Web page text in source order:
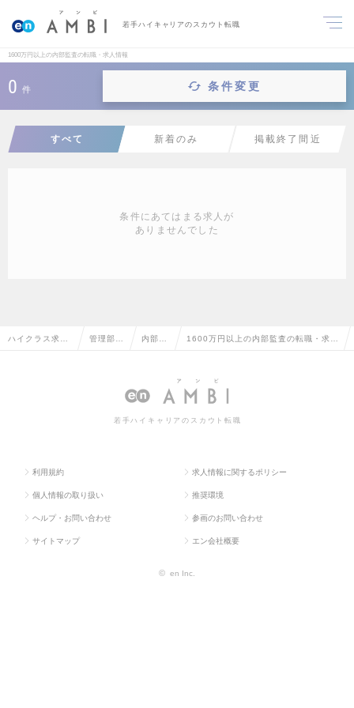
若手ハイキャリアのスカウト転職
1600万円以上の内部監査の転職・求人情報
0 件 条件変更
すべて 新着のみ 掲載終了間近
条件にあてはまる求人が
ありませんでした
ハイクラス求人 管理部門 内部監 1600万円以上の内部監査の転職・求人
若手ハイキャリアのスカウト転職
利用規約 求人情報に関するポリシー
個人情報の取り扱い 推奨環境
ヘルプ・お問い合わせ 参画のお問い合わせ
サイトマップ エン会社概要
© en Inc.